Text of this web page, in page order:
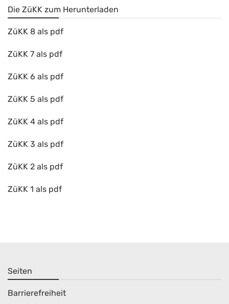
Die ZüKK zum Herunterladen
ZüKK 8 als pdf
ZüKK 7 als pdf
ZüKK 6 als pdf
ZüKK 5 als pdf
ZüKK 4 als pdf
ZüKK 3 als pdf
ZüKK 2 als pdf
ZüKK 1 als pdf
Seiten
Barrierefreiheit